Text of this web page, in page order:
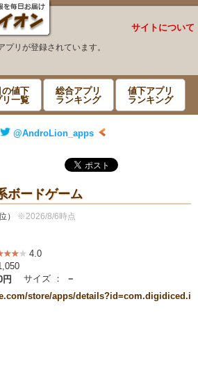
サイトについて
プリが登録されています。
の値下
リ一覧
総合アプリ
ランキング
値下アプリ
ランキング
@AndroLion_apps
ボードゲーム
） ※2026/8/6時点
4.0
円 サイズ ：
－
store/apps/details?id=com.digidiced.i